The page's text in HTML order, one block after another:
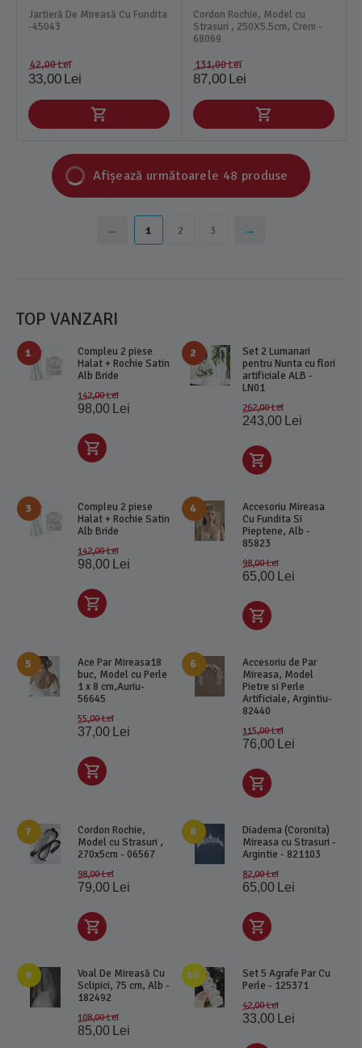
Jartieră De Mireasă Cu Fundita
-45043
42,00Lei
33,00 Lei
Cordon Rochie, Model cu
Strasuri , 250X5.5cm, Crem -
68069
131,00Lei
87,00 Lei
Afișează următoarele 48 produse
1 2 3
TOP VANZARI
1
Compleu 2 piese
Halat + Rochie Satin
Alb Bride
142,00 Lei
98,00 Lei
2
Set 2 Lumanari
pentru Nunta cu flori
artificiale ALB -
LN01
262,00 Lei
243,00 Lei
3
Compleu 2 piese
Halat + Rochie Satin
Alb Bride
142,00 Lei
98,00 Lei
4
Accesoriu Mireasa
Cu Fundita Si
Pieptene, Alb -
85823
98,00 Lei
65,00 Lei
5
Ace Par Mireasa18
buc, Model cu Perle
1 x 8 cm,Auriu-
56645
55,00 Lei
37,00 Lei
6
Accesoriu de Par
Mireasa, Model
Pietre si Perle
Artificiale, Argintiu-
82440
115,00 Lei
76,00 Lei
7
Cordon Rochie,
Model cu Strasuri ,
270x5cm - 06567
98,00 Lei
79,00 Lei
8
Diadema (Coronita)
Mireasa cu Strasuri -
Argintie - 821103
82,00 Lei
65,00 Lei
9
Voal De Mireasă Cu
Sclipici, 75 cm, Alb -
182492
108,00 Lei
85,00 Lei
10
Set 5 Agrafe Par Cu
Perle - 125371
42,00 Lei
33,00 Lei